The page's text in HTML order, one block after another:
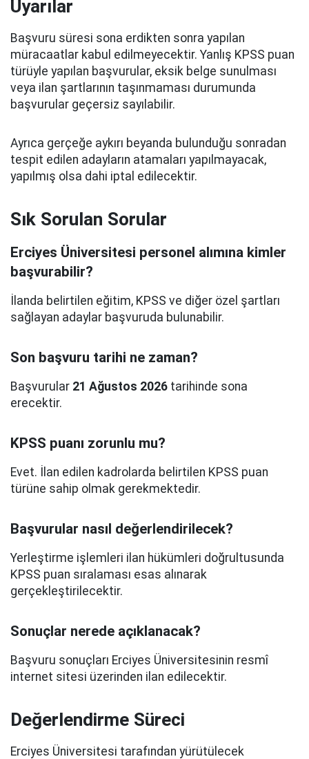
Uyarılar
Başvuru süresi sona erdikten sonra yapılan
müracaatlar kabul edilmeyecektir. Yanlış KPSS puan
türüyle yapılan başvurular, eksik belge sunulması
veya ilan şartlarının taşınmaması durumunda
başvurular geçersiz sayılabilir.
Ayrıca gerçeğe aykırı beyanda bulunduğu sonradan
tespit edilen adayların atamaları yapılmayacak,
yapılmış olsa dahi iptal edilecektir.
Sık Sorulan Sorular
Erciyes Üniversitesi personel alımına kimler
başvurabilir?
İlanda belirtilen eğitim, KPSS ve diğer özel şartları
sağlayan adaylar başvuruda bulunabilir.
Son başvuru tarihi ne zaman?
Başvurular 21 Ağustos 2026 tarihinde sona
erecektir.
KPSS puanı zorunlu mu?
Evet. İlan edilen kadrolarda belirtilen KPSS puan
türüne sahip olmak gerekmektedir.
Başvurular nasıl değerlendirilecek?
Yerleştirme işlemleri ilan hükümleri doğrultusunda
KPSS puan sıralaması esas alınarak
gerçekleştirilecektir.
Sonuçlar nerede açıklanacak?
Başvuru sonuçları Erciyes Üniversitesinin resmî
internet sitesi üzerinden ilan edilecektir.
Değerlendirme Süreci
Erciyes Üniversitesi tarafından yürütülecek